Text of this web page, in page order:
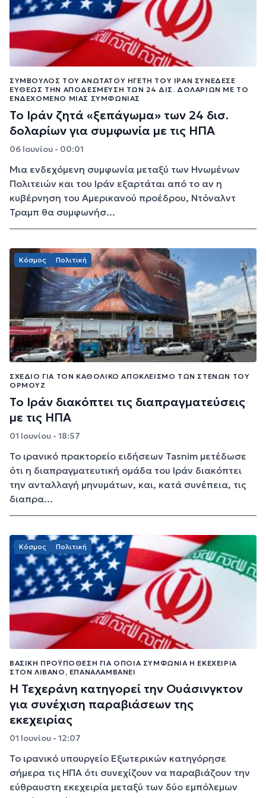
ΣΎΜΒΟΥΛΟΣ ΤΟΥ ΑΝΏΤΑΤΟΥ ΗΓΈΤΗ ΤΟΥ ΙΡΆΝ ΣΥΝΈΔΕΣΕ
ΕΥΘΈΩΣ ΤΗΝ ΑΠΟΔΈΣΜΕΥΣΗ ΤΩΝ 24 ΔΙΣ. ΔΟΛΑΡΊΩΝ ΜΕ ΤΟ
ΕΝΔΕΧΌΜΕΝΟ ΜΙΑΣ ΣΥΜΦΩΝΊΑΣ
Το Ιράν ζητά «ξεπάγωμα» των 24 δισ.
δολαρίων για συμφωνία με τις ΗΠΑ
06 Ιουνίου - 00:01
Μια ενδεχόμενη συμφωνία μεταξύ των Ηνωμένων
Πολιτειών και του Ιράν εξαρτάται από το αν η
κυβέρνηση του Αμερικανού προέδρου, Ντόναλντ
Τραμπ θα συμφωνήσ...
Κόσμος Πολιτική
ΣΧΈΔΙΟ ΓΙΑ ΤΟΝ ΚΑΘΟΛΙΚΌ ΑΠΟΚΛΕΙΣΜΌ ΤΩΝ ΣΤΕΝΏΝ ΤΟΥ
ΟΡΜΟΎΖ
Το Ιράν διακόπτει τις διαπραγματεύσεις
με τις ΗΠΑ
01 Ιουνίου - 18:57
Το ιρανικό πρακτορείο ειδήσεων Tasnim μετέδωσε
ότι η διαπραγματευτική ομάδα του Ιράν διακόπτει
την ανταλλαγή μηνυμάτων, και, κατά συνέπεια, τις
διαπρα...
Κόσμος Πολιτική
ΒΑΣΙΚΉ ΠΡΟΫΠΌΘΕΣΗ ΓΙΑ ΌΠΟΙΑ ΣΥΜΦΩΝΊΑ Η ΕΚΕΧΕΙΡΊΑ
ΣΤΟΝ ΛΊΒΑΝΟ, ΕΠΑΝΑΛΑΜΒΆΝΕΙ
Η Τεχεράνη κατηγορεί την Ουάσινγκτον
για συνέχιση παραβιάσεων της
εκεχειρίας
01 Ιουνίου - 12:07
Το ιρανικό υπουργείο Εξωτερικών κατηγόρησε
σήμερα τις ΗΠΑ ότι συνεχίζουν να παραβιάζουν την
εύθραυστη εκεχειρία μεταξύ των δύο εμπόλεμων